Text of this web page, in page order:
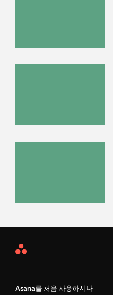
Asana
Asana를 처음 사용하시나